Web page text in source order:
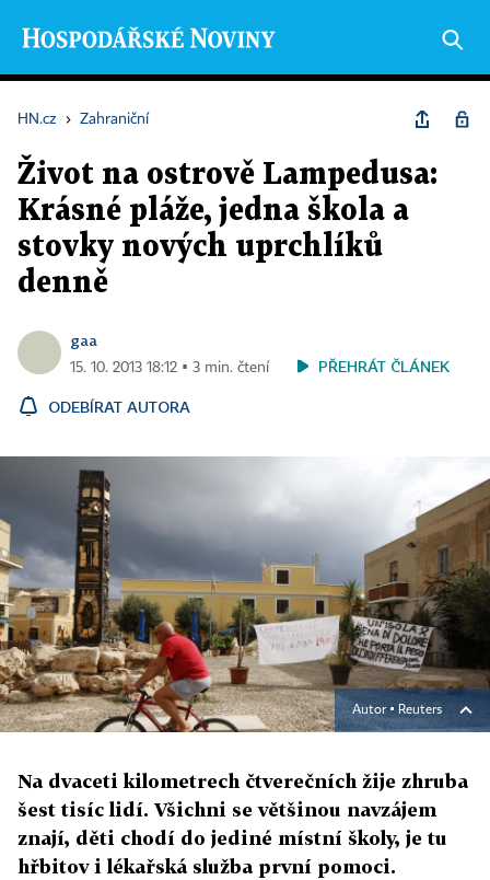
HN.cz › Zahraniční
Život na ostrově Lampedusa:
Krásné pláže, jedna škola a
stovky nových uprchlíků
denně
gaa
15. 10. 2013 18:12 ▪ 3 min. čtení PŘEHRÁT ČLÁNEK
ODEBÍRAT AUTORA
Autor ▪ Reuters
Na dvaceti kilometrech čtverečních žije zhruba
šest tisíc lidí. Všichni se většinou navzájem
znají, děti chodí do jediné místní školy, je tu
hřbitov i lékařská služba první pomoci.